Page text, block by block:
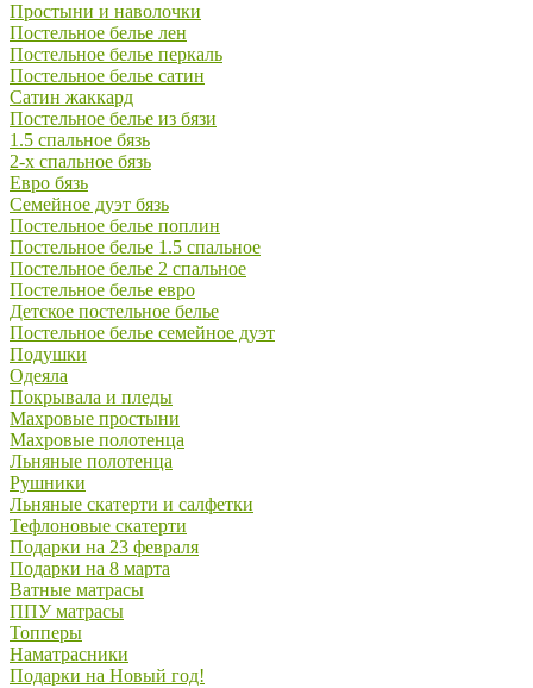
Простыни и наволочки
Постельное белье лен
Постельное белье перкаль
Постельное белье сатин
Сатин жаккард
Постельное белье из бязи
1.5 спальное бязь
2-х спальное бязь
Евро бязь
Семейное дуэт бязь
Постельное белье поплин
Постельное белье 1.5 спальное
Постельное белье 2 спальное
Постельное белье евро
Детское постельное белье
Постельное белье семейное дуэт
Подушки
Одеяла
Покрывала и пледы
Махровые простыни
Махровые полотенца
Льняные полотенца
Рушники
Льняные скатерти и салфетки
Тефлоновые скатерти
Подарки на 23 февраля
Подарки на 8 марта
Ватные матрасы
ППУ матрасы
Топперы
Наматрасники
Подарки на Новый год!